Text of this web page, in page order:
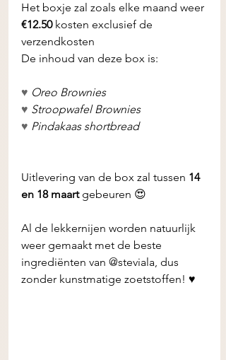
Het boxje zal zoals elke maand weer
€12.50 kosten exclusief de
verzendkosten
De inhoud van deze box is:
♥ Oreo Brownies
♥ Stroopwafel Brownies
♥ Pindakaas shortbread
Uitlevering van de box zal tussen 14
en 18 maart gebeuren 😍
Al de lekkernijen worden natuurlijk
weer gemaakt met de beste
ingrediënten van @steviala, dus
zonder kunstmatige zoetstoffen! ♥️